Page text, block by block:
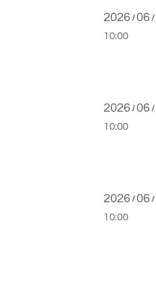
2026 / 06 /
10:00
2026 / 06 /
10:00
2026 / 06 /
10:00